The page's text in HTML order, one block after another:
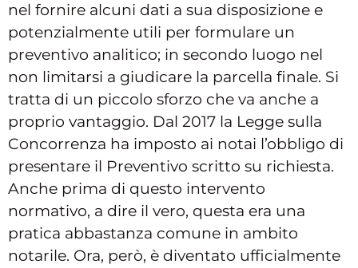
nel fornire alcuni dati a sua disposizione e
potenzialmente utili per formulare un
preventivo analitico; in secondo luogo nel
non limitarsi a giudicare la parcella finale. Si
tratta di un piccolo sforzo che va anche a
proprio vantaggio. Dal 2017 la Legge sulla
Concorrenza ha imposto ai notai l’obbligo di
presentare il Preventivo scritto su richiesta.
Anche prima di questo intervento
normativo, a dire il vero, questa era una
pratica abbastanza comune in ambito
notarile. Ora, però, è diventato ufficialmente